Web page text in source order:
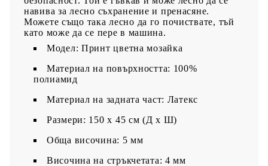
навива за лесно съхранение и пренасяне.
Можете също така лесно да го почиствате, тъй
като може да се пере в машина.
Модел: Принт цветна мозайка
Материал на повърхността: 100%
полиамид
Материал на задната част: Латекс
Размери: 150 x 45 см (Д x Ш)
Обща височина: 5 мм
Височина на стръкчетата: 4 мм